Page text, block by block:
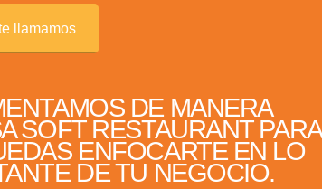
llamamos
DE MANERA
SOFT RESTAURANT PARA
ENFOCARTE EN LO
DE TU NEGOCIO.